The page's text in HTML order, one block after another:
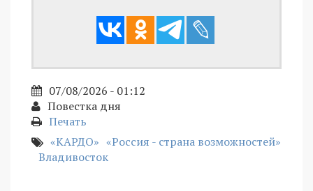
07/08/2026 - 01:12
Повестка дня
Печать
«КАРДО» «Россия - страна возможностей»
Владивосток